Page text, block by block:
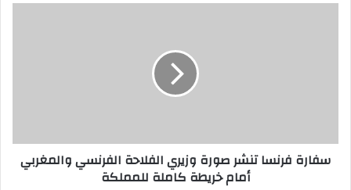
سفارة فرنسا تنشر صورة وزيري الفلاحة الفرنسي والمغربي
أمام خريطة كاملة للمملكة